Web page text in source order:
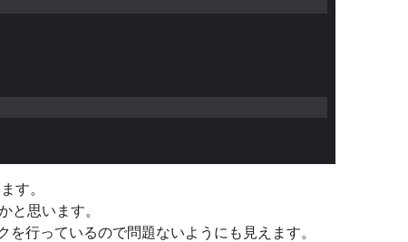
す。
と思います。
を行っているので問題ないようにも見えます。